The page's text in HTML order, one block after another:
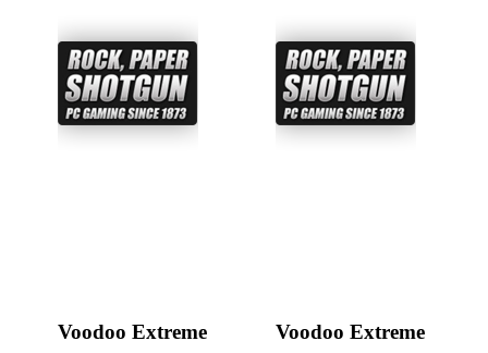
Voodoo Extreme Voodoo Extreme